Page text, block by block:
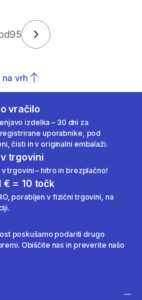
95
vrh
vračilo
izdelka – 30 dni za
uporabnike, pod
čisti in v originalni embalaži.
trgovini
trgovini – hitro in brezplačno!
€ = 10 točk
porabljen v fizični trgovini, na
poskušamo podariti drugo
Obiščite nas in preverite našo